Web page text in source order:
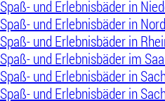
Spaß- und Erlebnisbäder in
Spaß- und Erlebnisbäder in
Spaß- und Erlebnisbäder in
Spaß- und Erlebnisbäder im
Spaß- und Erlebnisbäder in
Spaß- und Erlebnisbäder in